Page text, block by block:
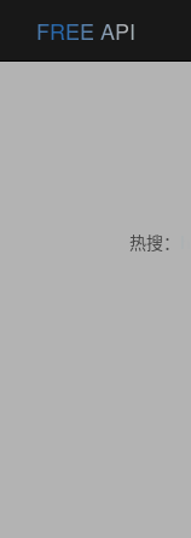
FREE API
热搜：